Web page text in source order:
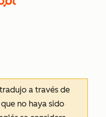
a través de
no haya sido